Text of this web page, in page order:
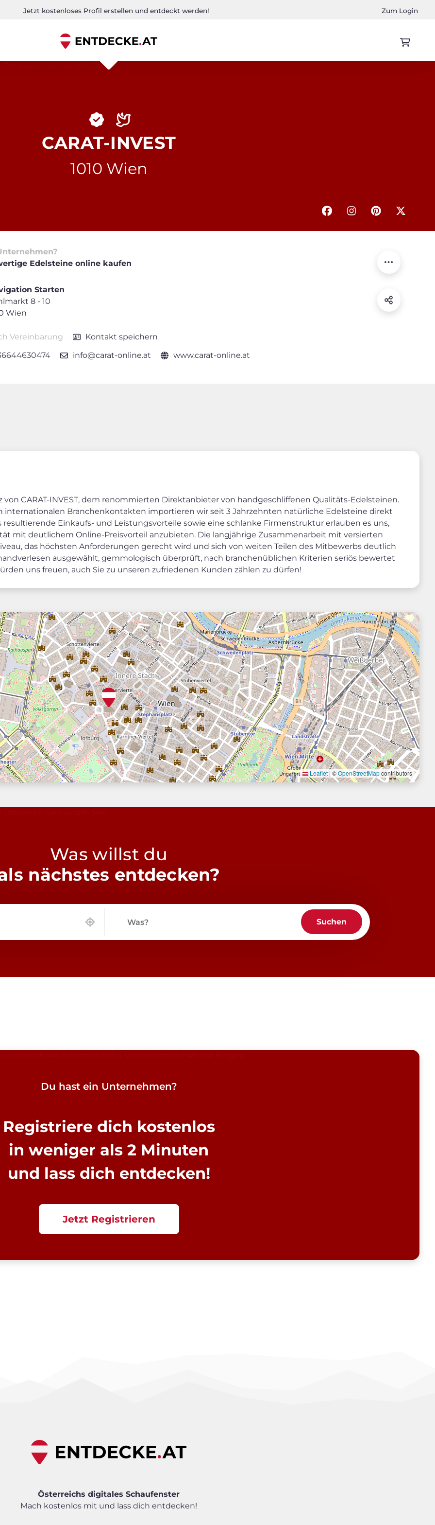
Jetzt kostenloses Profil erstellen und entdeckt werden! Zum Login
CARAT-INVEST
1010 Wien
Edelsteine online kaufen
Starten
8 - 10
Wien
Vereinbarung Kontakt speichern
info@carat-online.at www.carat-online.at
CARAT-INVEST, dem renommierten Direktanbieter von handgeschliffenen Qualitäts-Edelsteinen.
Branchenkontakten importieren wir seit 3 Jahrzehnten natürliche Edelsteine direkt
resultierende Einkaufs- und Leistungsvorteile sowie eine schlanke Firmenstruktur erlauben es uns,
mit deutlichem Online-Preisvorteil anzubieten. Die langjährige Zusammenarbeit mit versierten
das höchsten Anforderungen gerecht wird und sich von weiten Teilen des Mitbewerbs deutlich
ausgewählt, gemmologisch überprüft, nach branchenüblichen Kriterien seriös bewertet
uns freuen, auch Sie zu unseren zufriedenen Kunden zählen zu dürfen!
Leaflet| ©OpenStreetMapcontributors
Was willst du
nächstes entdecken?
Was? Suchen
Du hast ein Unternehmen?
Registriere dich kostenlos
in weniger als 2 Minuten
und lass dich entdecken!
Jetzt Registrieren
Österreichs digitales Schaufenster
Mach kostenlos mit und lass dich entdecken!